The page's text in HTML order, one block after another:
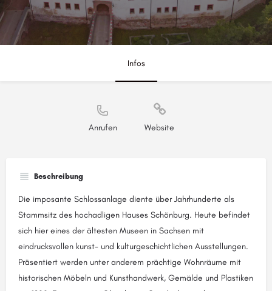
Infos
Anrufen Website
Beschreibung
Die imposante Schlossanlage diente über Jahrhunderte als
Stammsitz des hochadligen Hauses Schönburg. Heute befindet
sich hier eines der ältesten Museen in Sachsen mit
eindrucksvollen kunst- und kulturgeschichtlichen Ausstellungen.
Präsentiert werden unter anderem prächtige Wohnräume mit
historischen Möbeln und Kunsthandwerk, Gemälde und Plastiken